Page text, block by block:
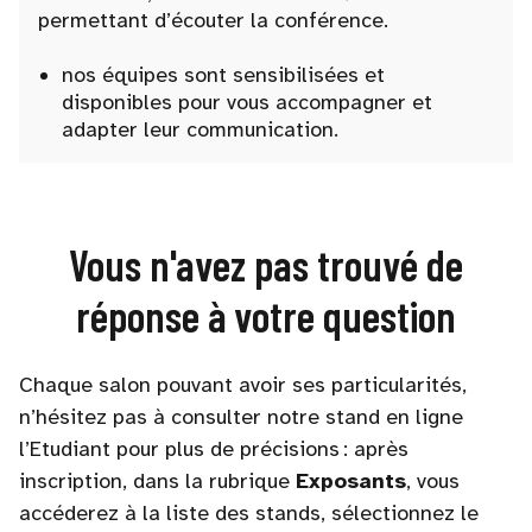
permettant d’écouter la conférence.
nos équipes sont sensibilisées et
disponibles pour vous accompagner et
adapter leur communication.
Vous n'avez pas trouvé de
réponse à votre question
Chaque salon pouvant avoir ses particularités,
n’hésitez pas à consulter notre stand en ligne
l’Etudiant pour plus de précisions : après
inscription, dans la rubrique Exposants, vous
accéderez à la liste des stands, sélectionnez le